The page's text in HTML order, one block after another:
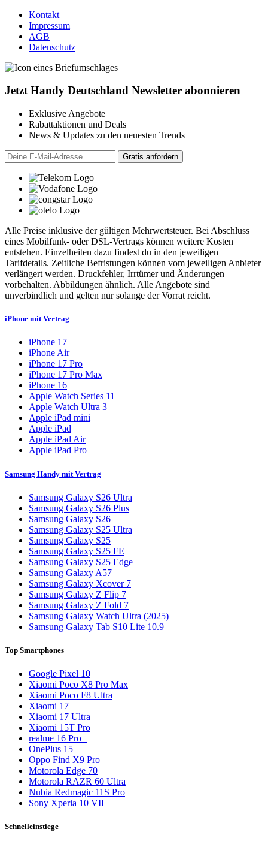
Kontakt
Impressum
AGB
Datenschutz
Jetzt Handy Deutschland Newsletter abonnieren
Exklusive Angebote
Rabattaktionen und Deals
News & Updates zu den neuesten Trends
Alle Preise inklusive der gültigen Mehrwertsteuer. Bei Abschluss
eines Mobilfunk- oder DSL-Vertrags können weitere Kosten
entstehen. Einzelheiten dazu findest du in den jeweiligen
Tarifdetails. Zeitliche Befristungen können vom jeweiligen Anbieter
verlängert werden. Druckfehler, Irrtümer und Änderungen
vorbehalten. Abbildungen ähnlich. Alle Angebote sind
unverbindlich und gelten nur solange der Vorrat reicht.
iPhone mit Vertrag
iPhone 17
iPhone Air
iPhone 17 Pro
iPhone 17 Pro Max
iPhone 16
Apple Watch Series 11
Apple Watch Ultra 3
Apple iPad mini
Apple iPad
Apple iPad Air
Apple iPad Pro
Samsung Handy mit Vertrag
Samsung Galaxy S26 Ultra
Samsung Galaxy S26 Plus
Samsung Galaxy S26
Samsung Galaxy S25 Ultra
Samsung Galaxy S25
Samsung Galaxy S25 FE
Samsung Galaxy S25 Edge
Samsung Galaxy A57
Samsung Galaxy Xcover 7
Samsung Galaxy Z Flip 7
Samsung Galaxy Z Fold 7
Samsung Galaxy Watch Ultra (2025)
Samsung Galaxy Tab S10 Lite 10.9
Top Smartphones
Google Pixel 10
Xiaomi Poco X8 Pro Max
Xiaomi Poco F8 Ultra
Xiaomi 17
Xiaomi 17 Ultra
Xiaomi 15T Pro
realme 16 Pro+
OnePlus 15
Oppo Find X9 Pro
Motorola Edge 70
Motorola RAZR 60 Ultra
Nubia Redmagic 11S Pro
Sony Xperia 10 VII
Schnelleinstiege